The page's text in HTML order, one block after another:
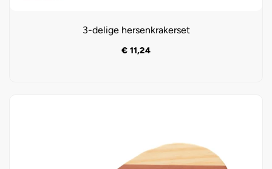
3-delige hersenkrakerset
€ 11,24